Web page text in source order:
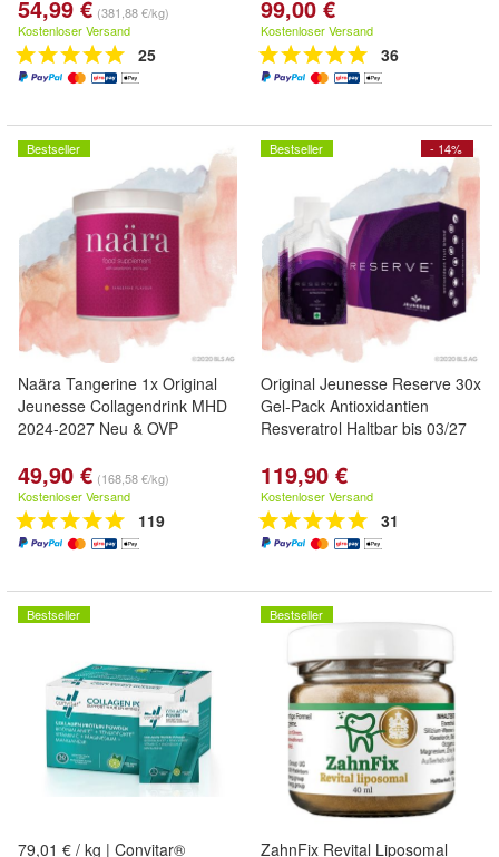
54,99 € (381,88 €/kg)
Kostenloser Versand
25
99,00 €
Kostenloser Versand
36
Bestseller
Naära Tangerine 1x Original
Jeunesse Collagendrink MHD
2024-2027 Neu & OVP
49,90 € (168,58 €/kg)
Kostenloser Versand
119
- 14%
Bestseller
Original Jeunesse Reserve 30x
Gel-Pack Antioxidantien
Resveratrol Haltbar bis 03/27
119,90 €
Kostenloser Versand
31
Bestseller
79,01 € / kg | Convitar®
Bestseller
ZahnFix Revital Liposomal